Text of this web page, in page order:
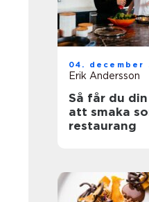
04. december
Erik Andersson
Så får du
att smaka
restaurang